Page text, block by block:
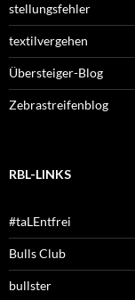
stellungsfehler
textilvergehen
Übersteiger-Blog
Zebrastreifenblog
RBL-LINKS
#taLEntfrei
Bulls Club
bullster